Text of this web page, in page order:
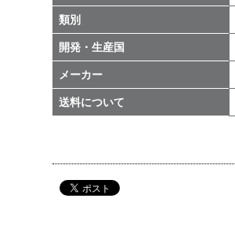
類別
開発・生産国
メーカー
送料について